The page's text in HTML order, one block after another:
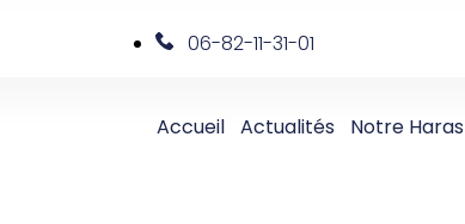
06-82-11-31-01
Accueil Actualités Notre Haras